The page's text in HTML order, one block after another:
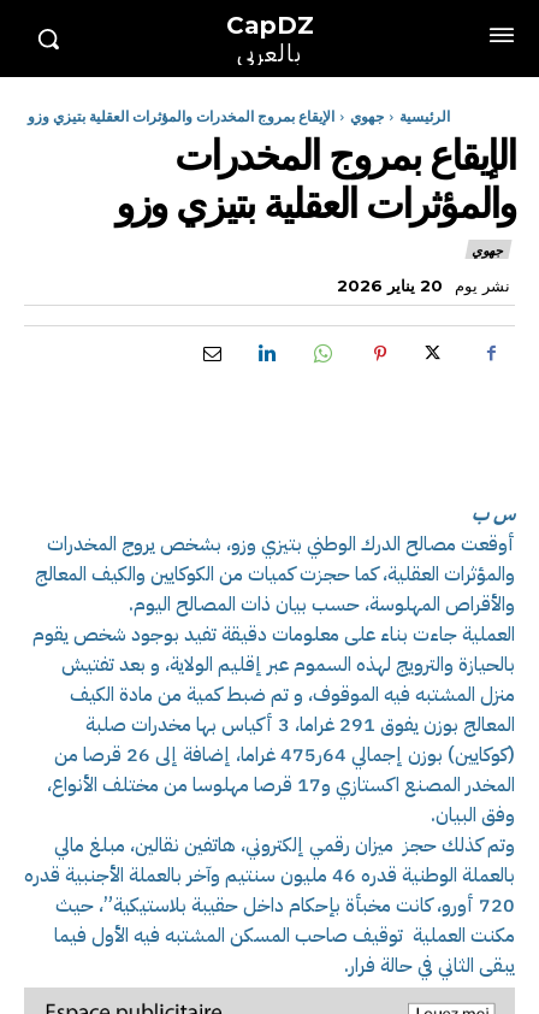
CapDZ
بالعربي
الرئيسية جهوي الإيقاع بمروج المخدرات والمؤثرات العقلية بتيزي وزو
الإيقاع بمروج المخدرات
والمؤثرات العقلية بتيزي وزو
جهوي
نشر يوم 20 يناير 2026
س ب
أوقعت مصالح الدرك الوطني بتيزي وزو، بشخص يروج المخدرات
والمؤثرات العقلية، كما حجزت كميات من الكوكايين والكيف المعالج
والأقراص المهلوسة، حسب بيان ذات المصالح اليوم.
العملية جاءت بناء على معلومات دقيقة تفيد بوجود شخص يقوم
بالحيازة والترويج لهذه السموم عبر إقليم الولاية، و بعد تفتيش
منزل المشتبه فيه الموقوف، و تم ضبط كمية من مادة الكيف
المعالج بوزن يفوق 291 غراما، 3 أكياس بها مخدرات صلبة
(كوكايين) بوزن إجمالي 64ر475 غراما، إضافة إلى 26 قرصا من
المخدر المصنع اكستازي و17 قرصا مهلوسا من مختلف الأنواع،
وفق البيان.
وتم كذلك حجز ميزان رقمي إلكتروني، هاتفين نقالين، مبلغ مالي
بالعملة الوطنية قدره 46 مليون سنتيم وآخر بالعملة الأجنبية قدره
720 أورو، كانت مخبأة بإحكام داخل حقيبة بلاستيكية”، حيث
مكنت العملية توقيف صاحب المسكن المشتبه فيه الأول فيما
يبقى الثاني في حالة فرار.